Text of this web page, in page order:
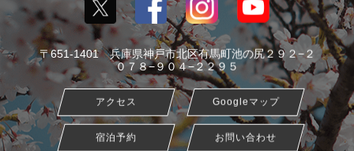
〒651-1401 兵庫県神戸市北区有馬町池の尻２９２−２
０７８−９０４−２２９５
アクセス Googleマップ
宿泊予約 お問い合わせ